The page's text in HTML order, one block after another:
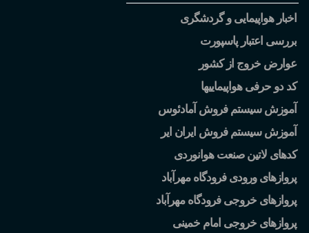
اخبار هواپیمایی و گردشگری
بررسی اعتبار پاسپورت
عوارض خروج از کشور
کد دو حرفی هواپیماییها
آموزش سیستم فروش آمادئوس
آموزش سیستم فروش ایران ایر
کدهای لاتین صنعت هوانوردی
پروازهای ورودی فرودگاه مهرآباد
پروازهای خروجی فرودگاه مهرآباد
پروازهای خروجی امام خمینی